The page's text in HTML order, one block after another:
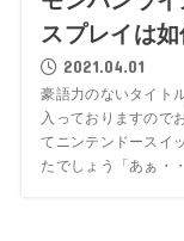
スプレイは
2021.04.01
豪語力のないタイト
入っておりますので
てニンテンドースイ
たでしょう「あぁ・